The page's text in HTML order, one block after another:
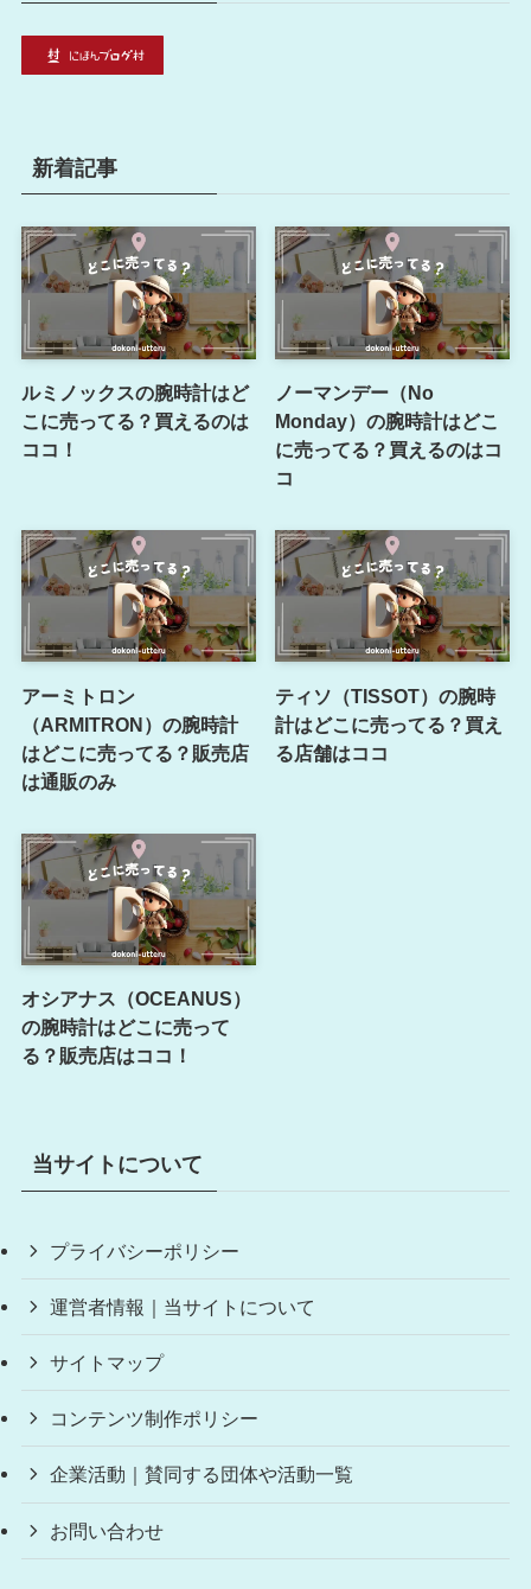
新着記事
ルミノックスの腕時計はど
こに売ってる？買えるのは
ココ！
ノーマンデー（No
Monday）の腕時計はどこ
に売ってる？買えるのはコ
コ
アーミトロン
（ARMITRON）の腕時計
はどこに売ってる？販売店
は通販のみ
ティソ（TISSOT）の腕時
計はどこに売ってる？買え
る店舗はココ
オシアナス（OCEANUS）
の腕時計はどこに売って
る？販売店はココ！
当サイトについて
プライバシーポリシー
運営者情報｜当サイトについて
サイトマップ
コンテンツ制作ポリシー
企業活動｜賛同する団体や活動一覧
お問い合わせ